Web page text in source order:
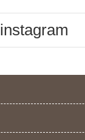
instagram